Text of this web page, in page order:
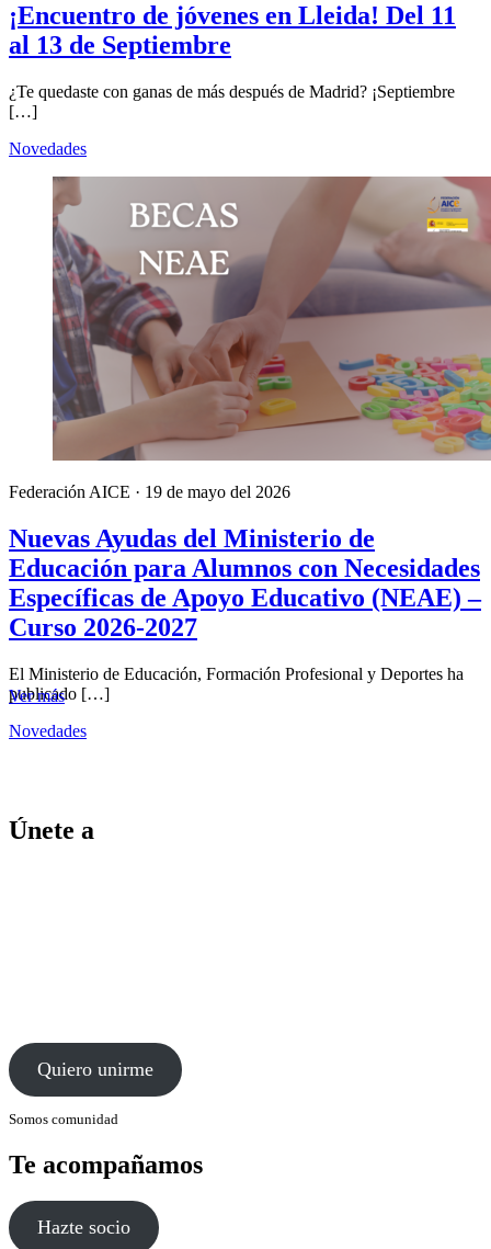
¡Encuentro de jóvenes en Lleida! Del 11
al 13 de Septiembre
¿Te quedaste con ganas de más después de Madrid? ¡Septiembre
[…]
Novedades
Federación AICE · 19 de mayo del 2026
Nuevas Ayudas del Ministerio de
Educación para Alumnos con Necesidades
Específicas de Apoyo Educativo (NEAE) –
Curso 2026-2027
El Ministerio de Educación, Formación Profesional y Deportes ha
publicado […]
Novedades
Ver más
Únete a
Quiero unirme
Somos comunidad
Te acompañamos
Hazte socio